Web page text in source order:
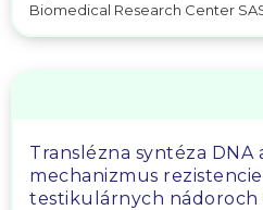
Biomedical Research Center
Translézna syntéza DNA
mechanizmus
testikulárnych nádoroch